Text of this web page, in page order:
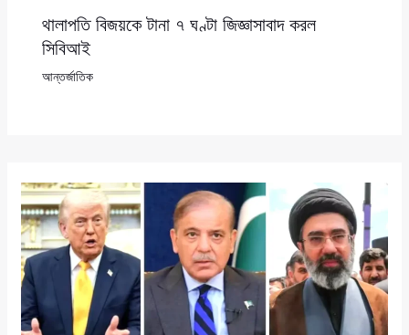
থালাপতি বিজয়কে টানা ৭ ঘণ্টা জিজ্ঞাসাবাদ করল
সিবিআই
আন্তর্জাতিক